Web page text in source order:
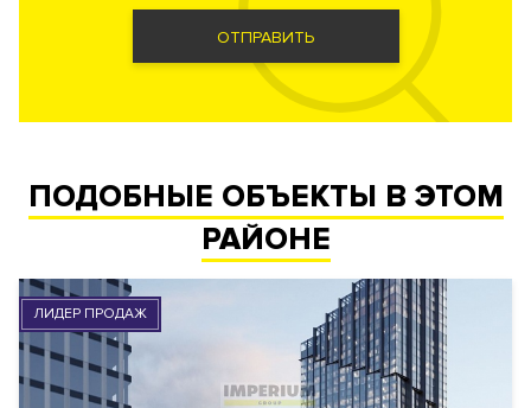
ОТПРАВИТЬ
ПОДОБНЫЕ ОБЪЕКТЫ В ЭТОМ
РАЙОНЕ
ЛИДЕР ПРОДАЖ